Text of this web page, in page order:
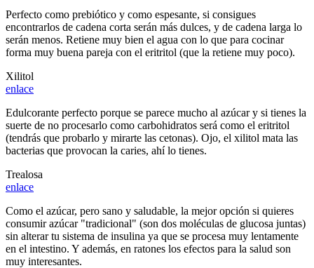
Perfecto como prebiótico y como espesante, si consigues
encontrarlos de cadena corta serán más dulces, y de cadena larga lo
serán menos. Retiene muy bien el agua con lo que para cocinar
forma muy buena pareja con el eritritol (que la retiene muy poco).
Xilitol
enlace
Edulcorante perfecto porque se parece mucho al azúcar y si tienes la
suerte de no procesarlo como carbohidratos será como el eritritol
(tendrás que probarlo y mirarte las cetonas). Ojo, el xilitol mata las
bacterias que provocan la caries, ahí lo tienes.
Trealosa
enlace
Como el azúcar, pero sano y saludable, la mejor opción si quieres
consumir azúcar "tradicional" (son dos moléculas de glucosa juntas)
sin alterar tu sistema de insulina ya que se procesa muy lentamente
en el intestino. Y además, en ratones los efectos para la salud son
muy interesantes.